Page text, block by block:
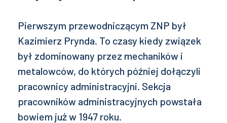
Pierwszym przewodniczącym ZNP był
Kazimierz Prynda. To czasy kiedy związek
był zdominowany przez mechaników i
metalowców, do których później dołączyli
pracownicy administracyjni. Sekcja
pracowników administracyjnych powstała
bowiem już w 1947 roku.